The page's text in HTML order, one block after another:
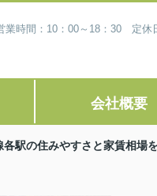
業時間：10：00～18：30 定休
会社概要
駅の住みやすさと家賃相場